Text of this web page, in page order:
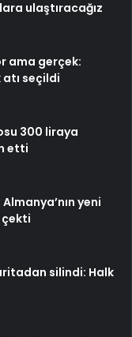
ulaştıracağız
ama gerçek:
atı seçildi
300 liraya
etti
yeni
çekti
silindi: Halk